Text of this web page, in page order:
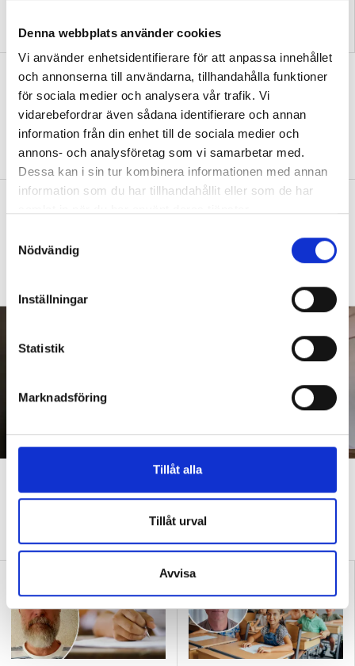
Denna webbplats använder cookies
Vi använder enhetsidentifierare för att anpassa innehållet
och annonserna till användarna, tillhandahålla funktioner
för sociala medier och analysera vår trafik. Vi
vidarebefordrar även sådana identifierare och annan
information från din enhet till de sociala medier och
annons- och analysföretag som vi samarbetar med.
Dessa kan i sin tur kombinera informationen med annan
information som du har tillhandahållit eller som de har
y
Nödvändig
Inställningar
Statistik
Marknadsföring
Tillåt alla
Tillåt urval
Avvisa
skapar effektiv inlärning”
hoppas på bättre villkor"
Test: Hur klarar du ditt första år som
ny lärare?
QUIZ
hitta ditt första jobb till skolavslutningen.
DEBATTSå arbetar läraren för social och
”Vi accepterar slitna och
underfinansierade skolor”